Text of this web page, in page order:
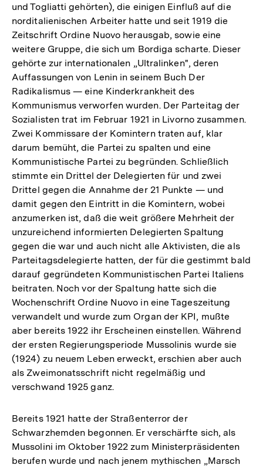
und Togliatti gehörten), die einigen Einfluß auf die
norditalienischen Arbeiter hatte und seit 1919 die
Zeitschrift Ordine Nuovo herausgab, sowie eine
weitere Gruppe, die sich um Bordiga scharte. Dieser
gehörte zur internationalen „Ultralinken", deren
Auffassungen von Lenin in seinem Buch Der
Radikalismus — eine Kinderkrankheit des
Kommunismus verworfen wurden. Der Parteitag der
Sozialisten trat im Februar 1921 in Livorno zusammen.
Zwei Kommissare der Komintern traten auf, klar
darum bemüht, die Partei zu spalten und eine
Kommunistische Partei zu begründen. Schließlich
stimmte ein Drittel der Delegierten für und zwei
Drittel gegen die Annahme der 21 Punkte — und
damit gegen den Eintritt in die Komintern, wobei
anzumerken ist, daß die weit größere Mehrheit der
unzureichend informierten Delegierten Spaltung
gegen die war und auch nicht alle Aktivisten, die als
Parteitagsdelegierte hatten, der für die gestimmt bald
darauf gegründeten Kommunistischen Partei Italiens
beitraten. Noch vor der Spaltung hatte sich die
Wochenschrift Ordine Nuovo in eine Tageszeitung
verwandelt und wurde zum Organ der KPI, mußte
aber bereits 1922 ihr Erscheinen einstellen. Während
der ersten Regierungsperiode Mussolinis wurde sie
(1924) zu neuem Leben erweckt, erschien aber auch
als Zweimonatsschrift nicht regelmäßig und
verschwand 1925 ganz.
Bereits 1921 hatte der Straßenterror der
Schwarzhemden begonnen. Er verschärfte sich, als
Mussolini im Oktober 1922 zum Ministerpräsidenten
berufen wurde und nach jenem mythischen „Marsch